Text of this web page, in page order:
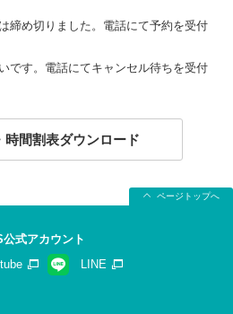
締め切りました。電話にて予約を受付
です。電話にてキャンセル待ちを受付
時間割表ダウンロード
ページトップへ
公式アカウント
LINE